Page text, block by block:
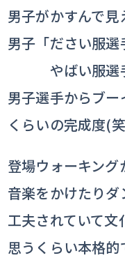
男子がかすんで
男子「ださい服選
やばい服選手
男子選手からブ
くらいの完成度(
登場ウォーキング
音楽をかけたりダ
工夫されていて文
思うくらい本格的